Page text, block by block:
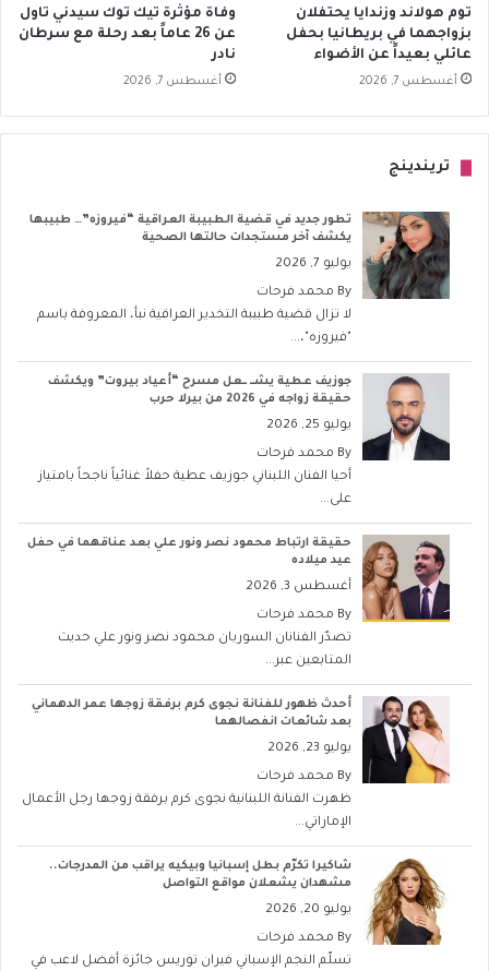
توم هولاند وزندايا يحتفلان
بزواجهما في بريطانيا بحفل
عائلي بعيداً عن الأضواء
أغسطس 7, 2026
وفاة مؤثرة تيك توك سيدني تاول
عن 26 عاماً بعد رحلة مع سرطان
نادر
أغسطس 7, 2026
تريندينج
تطور جديد في قضية الطبيبة العراقية “فيروزه”… طبيبها
يكشف آخر مستجدات حالتها الصحية
يوليو 7, 2026
By محمد فرحات
لا تزال قضية طبيبة التخدير العراقية نبأ، المعروفة باسم
"فيروزه"،...
جوزيف عطية يشــ ــعل مسرح “أعياد بيروت” ويكشف
حقيقة زواجه في 2026 من بيرلا حرب
يوليو 25, 2026
By محمد فرحات
أحيا الفنان اللبناني جوزيف عطية حفلاً غنائياً ناجحاً بامتياز
على...
حقيقة ارتباط محمود نصر ونور علي بعد عناقهما في حفل
عيد ميلاده
أغسطس 3, 2026
By محمد فرحات
تصدّر الفنانان السوريان محمود نصر ونور علي حديث
المتابعين عبر...
أحدث ظهور للفنانة نجوى كرم برفقة زوجها عمر الدهماني
بعد شائعات انفصالهما
يوليو 23, 2026
By محمد فرحات
ظهرت الفنانة اللبنانية نجوى كرم برفقة زوجها رجل الأعمال
الإماراتي...
شاكيرا تكرّم بطل إسبانيا وبيكيه يراقب من المدرجات..
مشهدان يشعلان مواقع التواصل
يوليو 20, 2026
By محمد فرحات
تسلّم النجم الإسباني فيران توريس جائزة أفضل لاعب في